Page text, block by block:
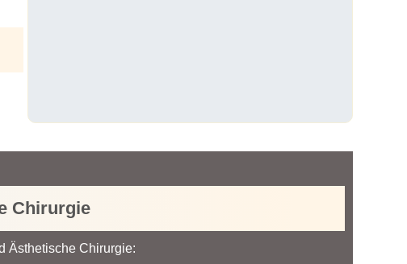
Chirurgie
Ästhetische Chirurgie: